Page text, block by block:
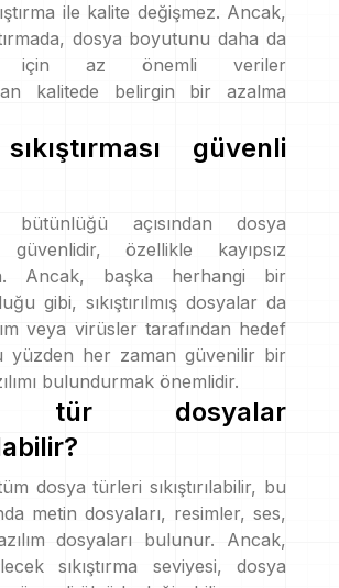
ile kalite değişmez. Ancak,
dosya boyutunu daha da
için az önemli veriler
kalitede belirgin bir azalma
güvenli
açısından dosya
güvenlidir, özellikle kayıpsız
Ancak, başka herhangi bir
gibi, sıkıştırılmış dosyalar da
veya virüsler tarafından hedef
yüzden her zaman güvenilir bir
bulundurmak önemlidir.
tür dosyalar
dosya türleri sıkıştırılabilir, bu
metin dosyaları, resimler, ses,
dosyaları bulunur. Ancak,
sıkıştırma seviyesi, dosya